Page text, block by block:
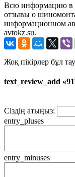
Всю информацию в
отзывы о
информационном
avtokz.su.
Жоқ пікірлер бұл
text_review_add
Сіздің атыңыз:
entry_pluses
entry_minuses